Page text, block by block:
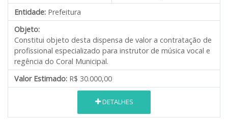
Entidade: Prefeitura
Objeto:
Constitui objeto desta dispensa de valor a contratação de
profissional especializado para instrutor de música vocal e
regência do Coral Municipal.
Valor Estimado: R$ 30.000,00
DETALHES